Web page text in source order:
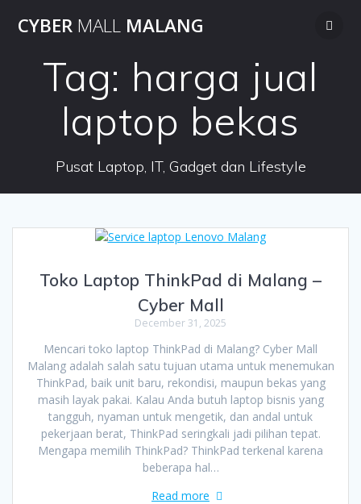
to
CYBER MALL MALANG
Tag: harga jual
laptop bekas
Pusat Laptop, IT, Gadget dan Lifestyle
Toko Laptop ThinkPad di Malang –
Cyber Mall
December 31, 2025
Mencari toko laptop ThinkPad di Malang? Cyber Mall
Malang adalah salah satu tujuan utama untuk menemukan
ThinkPad, baik unit baru, rekondisi, maupun bekas yang
masih layak pakai. Kalau Anda butuh laptop bisnis yang
tangguh, nyaman untuk mengetik, dan andal untuk
pekerjaan berat, ThinkPad seringkali jadi pilihan tepat.
Mengapa memilih ThinkPad? ThinkPad terkenal karena
beberapa hal…
Read more